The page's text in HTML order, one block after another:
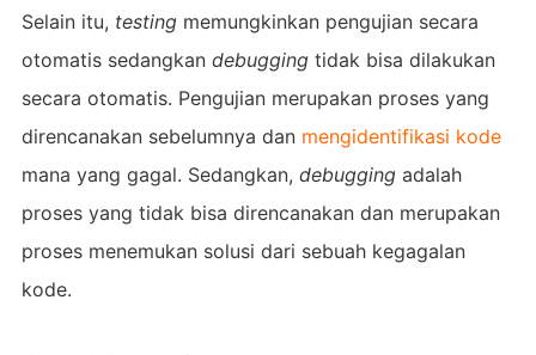
Selain itu, testingmemungkinkan pengujian secara
otomatis sedangkan debuggingtidak bisa dilakukan
secara otomatis. Pengujian merupakan proses yang
direncanakan sebelumnya dan mengidentifikasi kode
mana yang gagal. Sedangkan, debugging adalah
proses yang tidak bisa direncanakan dan merupakan
proses menemukan solusi dari sebuah kegagalan
kode.